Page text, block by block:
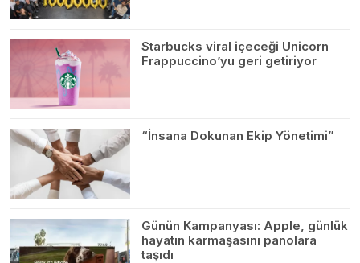
Starbucks viral içeceği Unicorn
Frappuccino’yu geri getiriyor
“İnsana Dokunan Ekip Yönetimi”
Günün Kampanyası: Apple, günlük
hayatın karmaşasını panolara
taşıdı